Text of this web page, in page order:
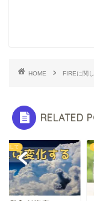
HOME FIREに関
RELATED
関して